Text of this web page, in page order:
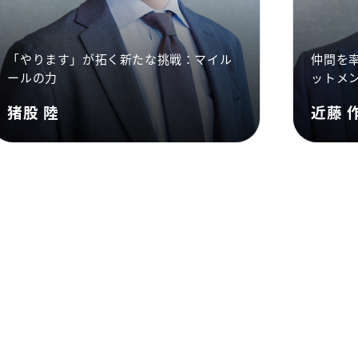
「やります」が拓く新たな挑戦：マイル
ールの力
猪股 陸
仲間を
ットメ
近藤